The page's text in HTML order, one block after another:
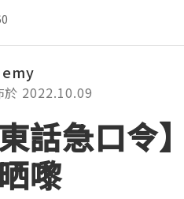
於 2022.10.09
話急口令
嚟